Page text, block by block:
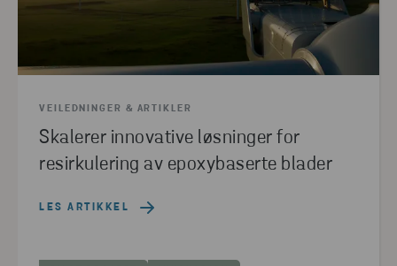
VEILEDNINGER & ARTIKLER
Skalerer innovative løsninger for
resirkulering av epoxybaserte blader
LES ARTIKKEL